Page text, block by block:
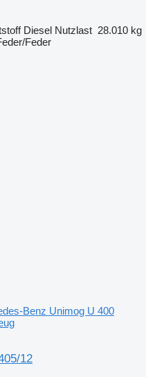
Diesel Nutzlast 28.010 kg
Feder
Benz Unimog U 400
12